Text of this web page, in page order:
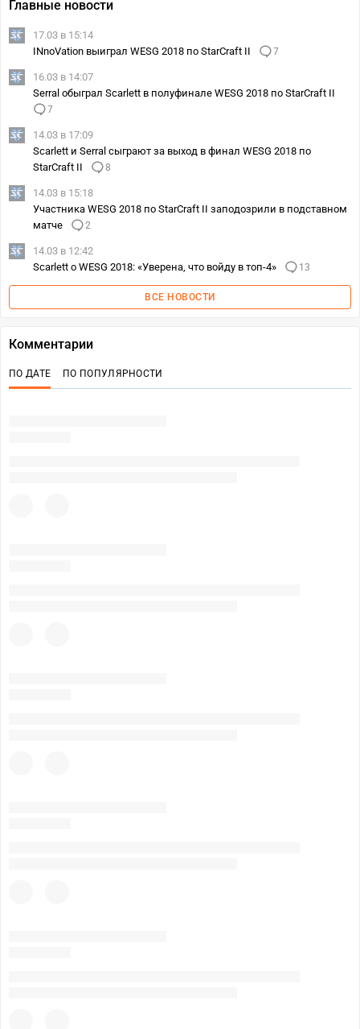
Главные новости
17.03 в 15:14
INnoVation выиграл WESG 2018 по StarCraft II
7
16.03 в 14:07
Serral обыграл Scarlett в полуфинале WESG 2018 по StarCraft II
7
14.03 в 17:09
Scarlett и Serral сыграют за выход в финал WESG 2018 по
StarCraft II
8
14.03 в 15:18
Участника WESG 2018 по StarCraft II заподозрили в подставном
матче
2
14.03 в 12:42
Scarlett о WESG 2018: «Уверена, что войду в топ-4»
13
ВСЕ НОВОСТИ
Комментарии
ПО ДАТЕ ПО ПОПУЛЯРНОСТИ